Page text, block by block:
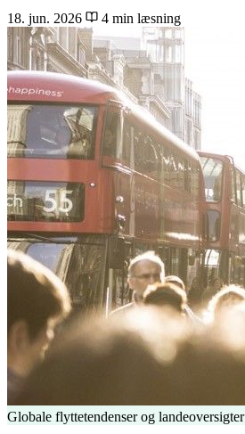
18. jun. 2026
4 min læsning
Globale flyttetendenser og landeoversigter